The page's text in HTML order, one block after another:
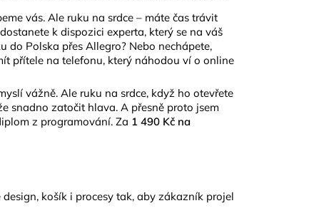
vás. Ale ruku na srdce – máte čas trávit
dostanete k dispozici experta, který se na váš
do Polska přes Allegro? Nebo nechápete,
přítele na telefonu, který náhodou ví o online
vážně. Ale ruku na srdce, když ho otevřete
snadno zatočit hlava. A přesně proto jsem
z programování. Za 1 490 Kč na
košík i procesy tak, aby zákazník projel